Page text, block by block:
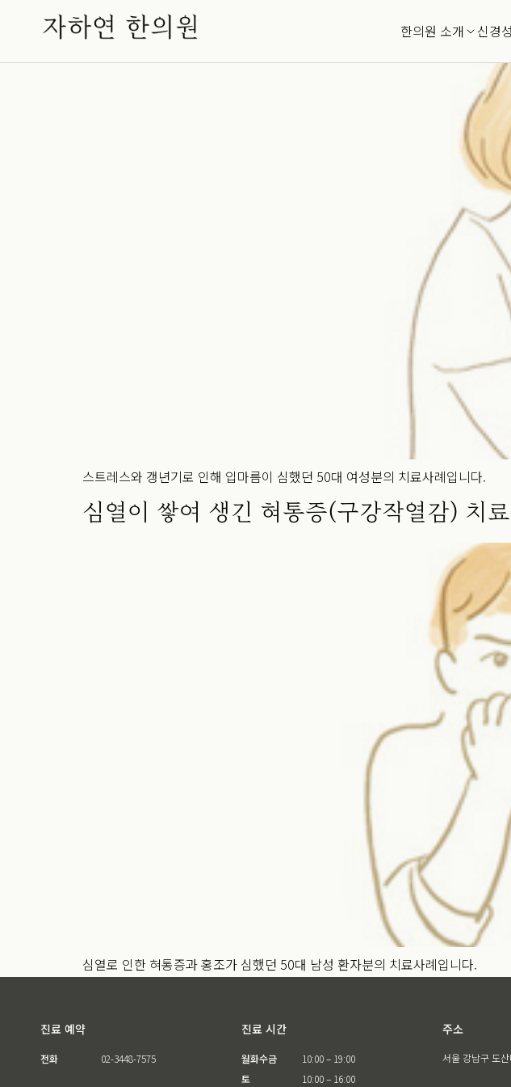
한의원 소개 신경
밤이면 더욱 심해지는 입마름 치료사례
스트레스와 갱년기로 인해 입마름이 심했던 50대 여성분의 치료사례입니다.
심열이 쌓여 생긴 혀통증(구강작열감) 치
심열로 인한 혀통증과 홍조가 심했던 50대 남성 환자분의 치료사례입니다.
진료 예약
전화 02-3448-7575
진료 시간
월화수금
토
10:00 – 19:00
10:00 – 16:00
주소
서울 강남구 도